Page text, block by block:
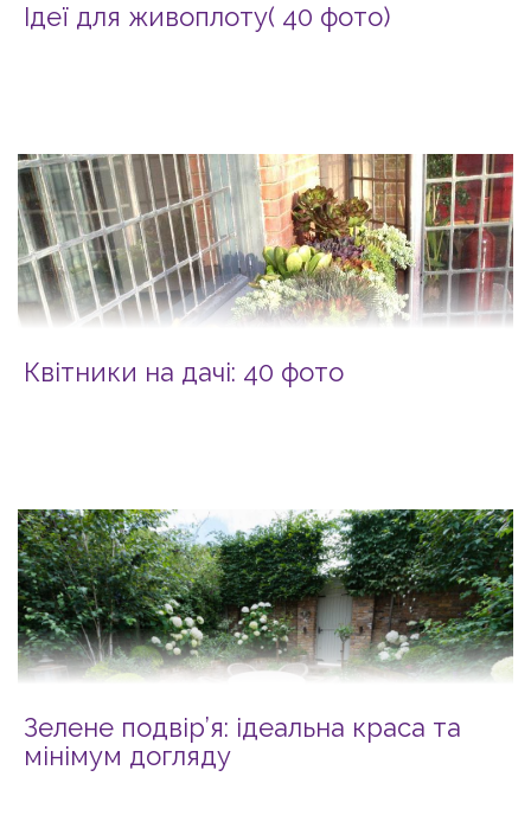
Ідеї для живоплоту( 40 фото)
Квітники на дачі: 40 фото
Зелене подвір’я: ідеальна краса та
мінімум догляду